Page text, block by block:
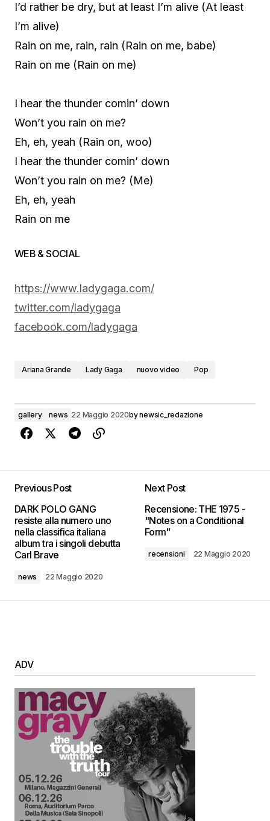
I’d rather be dry, but at least I’m alive (At least
I’m alive)
Rain on me, rain, rain (Rain on me, babe)
Rain on me (Rain on me)
I hear the thunder comin’ down
Won’t you rain on me?
Eh, eh, yeah (Rain on, woo)
I hear the thunder comin’ down
Won’t you rain on me? (Me)
Eh, eh, yeah
Rain on me
WEB & SOCIAL
https://www.ladygaga.com/
twitter.com/ladygaga
facebook.com/ladygaga
Ariana Grande Lady Gaga nuovo video Pop
gallery news 22 Maggio 2020bynewsic_redazione
Previous Post
DARK POLO GANG
resiste alla numero uno
nella classifica italiana
album tra i singoli debutta
Carl Brave
news 22 Maggio 2020
Next Post
Recensione: THE 1975 -
"Notes on a Conditional
Form"
recensioni 22 Maggio 2020
ADV